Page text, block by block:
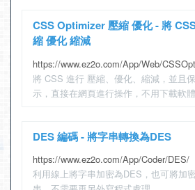
CSS Optimizer 壓縮 優化 - 將
縮 優化 縮減
https://www.ez2o.com/App/Web/
將 CSS 進行 壓縮、優化、縮減，並且
示，直接在網頁進行操作，不用下載軟體
DES 編碼 - 將字串轉換為DES
https://www.ez2o.com/App/Coder/DES/
利用線上將字串加密為DES，也可將加